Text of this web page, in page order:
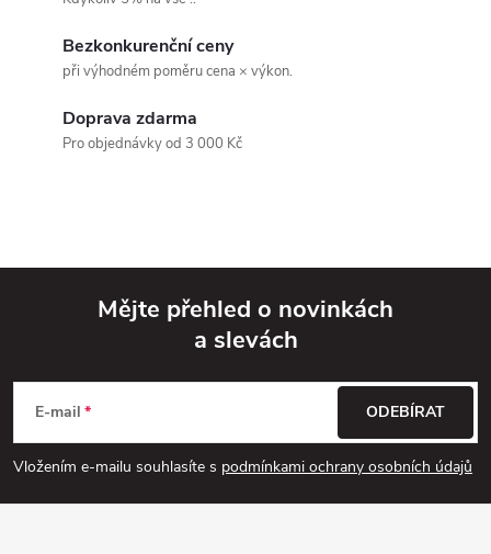
r
y
v
ý
Bezkonkurenční ceny
při výhodném poměru cena × výkon.
Doprava zdarma
Pro objednávky od 3 000 Kč
p
a
Mějte přehled o novinkách
a slevách
E-mail
Vložením e-mailu souhlasíte s podmínkami ochrany osobních údajů
ODEBÍRAT